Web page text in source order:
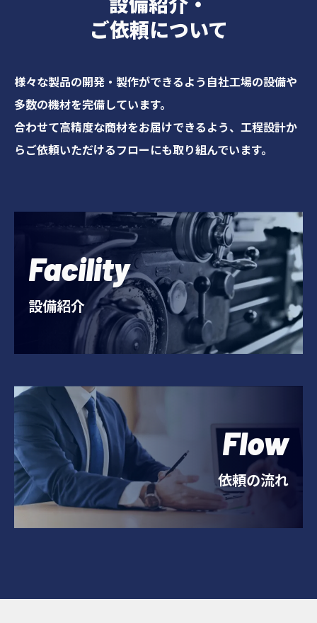
ご依頼について
様々な製品の開発・製作ができるよう自社工場の設備や
多数の機材を完備しています。
合わせて高精度な商材をお届けできるよう、工程設計か
らご依頼いただけるフローにも取り組んでいます。
Facility
設備紹介
Flow
依頼の流れ